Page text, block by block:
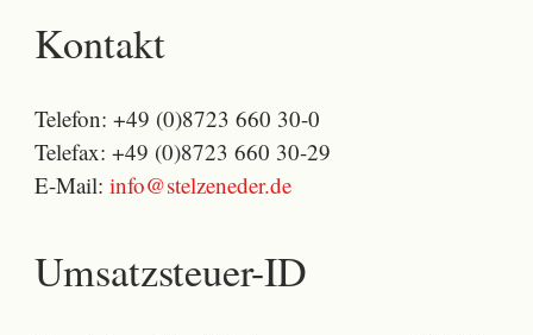
Kontakt
Telefon: +49 (0)8723 660 30-0
Telefax: +49 (0)8723 660 30-29
E-Mail: info@stelzeneder.de
Umsatzsteuer-ID